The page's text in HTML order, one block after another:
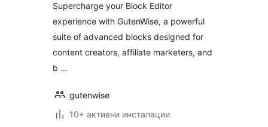
Pricing Table,
Accordion & More)
Supercharge your Block Editor
experience with GutenWise, a powerful
suite of advanced blocks designed for
content creators, affiliate marketers, and
b …
gutenwise
10+ активни инсталации